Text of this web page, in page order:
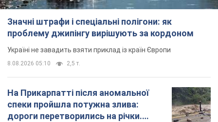
Значні штрафи і спеціальні полігони: як
проблему джипінгу вирішують за кордоном
Україні не завадить взяти приклад із країн Європи
8.08.2026 05:10 2,5 т.
На Прикарпатті після аномальної
спеки пройшла потужна злива:
дороги перетворились на річки.